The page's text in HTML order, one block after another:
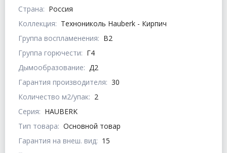
Страна: Россия
Коллекция: Технониколь Hauberk - Кирпич
Группа воспламенения: В2
Группа горючести: Г4
Дымообразование: Д2
Гарантия производителя: 30
Количество м2/упак: 2
Серия: HAUBERK
Тип товара: Основной товар
Гарантия на внеш. вид: 15